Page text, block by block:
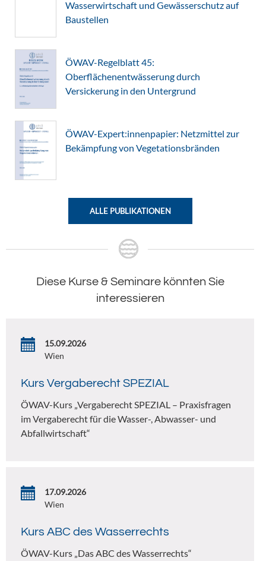
Wasserwirtschaft und Gewässerschutz auf
Baustellen
ÖWAV-Regelblatt 45:
Oberflächenentwässerung durch
Versickerung in den Untergrund
ÖWAV-Expert:innenpapier: Netzmittel zur
Bekämpfung von Vegetationsbränden
ALLE PUBLIKATIONEN
Diese Kurse & Seminare könnten Sie
interessieren
15.09.2026
Wien
Kurs Vergaberecht SPEZIAL
ÖWAV-Kurs „Vergaberecht SPEZIAL – Praxisfragen
im Vergaberecht für die Wasser-, Abwasser- und
Abfallwirtschaft“
17.09.2026
Wien
Kurs ABC des Wasserrechts
ÖWAV-Kurs „Das ABC des Wasserrechts“